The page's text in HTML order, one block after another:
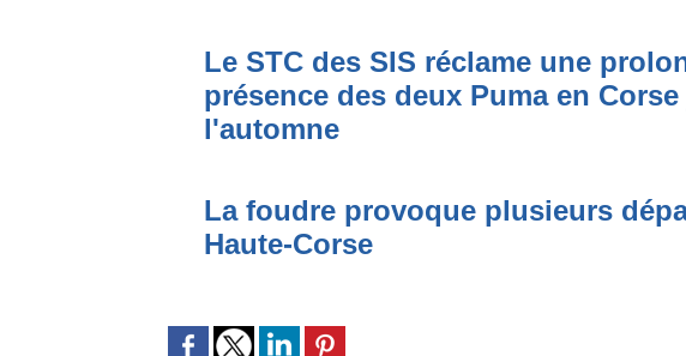
Le STC des SIS réclame une
présence des deux Puma en
l'automne
La foudre provoque plusieurs
Haute-Corse